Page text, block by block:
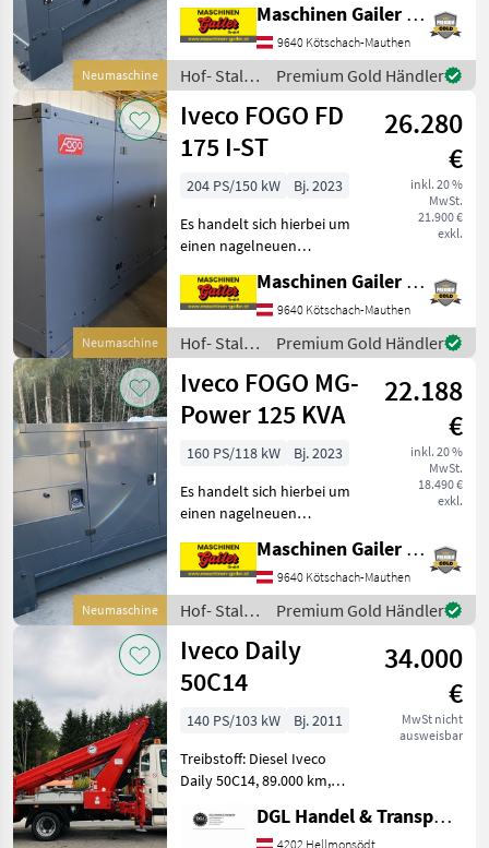
Neumaschine
mit Schallschutzhaube und
kpl. Steckdosenpaket.
Motor: - FPT - Modell: NEF45
- 4 Zylinder
Maschinen Gailer GmbH
9640 Kötschach-Mauthen
Hof- Stall-
und
Weidetechnik
/ Iveco
Premium Gold Händler
Neumaschine
Iveco FOGO FD
175 I-ST
26.280
€
inkl. 20 %
MwSt.
21.900 €
exkl.
204 PS/150 kW
Bj. 2023
Es handelt sich hierbei um
einen nagelneuen
Motor und mit
Schallschutzhaube. Motor: -
FPT - Modell: NEF45 TM3
S500 - 6 Zylinder - Di
Maschinen Gailer GmbH
9640 Kötschach-Mauthen
Hof- Stall-
und
Weidetechnik
/ Iveco
Premium Gold Händler
Neumaschine
Iveco FOGO MG-
Power 125 KVA
22.188
€
inkl. 20 %
MwSt.
18.490 €
exkl.
160 PS/118 kW
Bj. 2023
Es handelt sich hierbei um
einen nagelneuen
mit Schallschutzhaube.
Motor: - FPT - Modell: NEF45
TM3 S500 - 4 Zylinder -
Diesel - Wa
Maschinen Gailer GmbH
9640 Kötschach-Mauthen
Hof- Stall-
und
Weidetechnik
/ Iveco
Premium Gold Händler
Iveco Daily
50C14
34.000
€
MwSt nicht
ausweisbar
140 PS/103 kW
Bj. 2011
Treibstoff: Diesel Iveco
Daily 50C14, 89.000 km,
aus Staatsbetrieb, Diesel,
DGL Handel & Transporte
4202 Hellmonsödt